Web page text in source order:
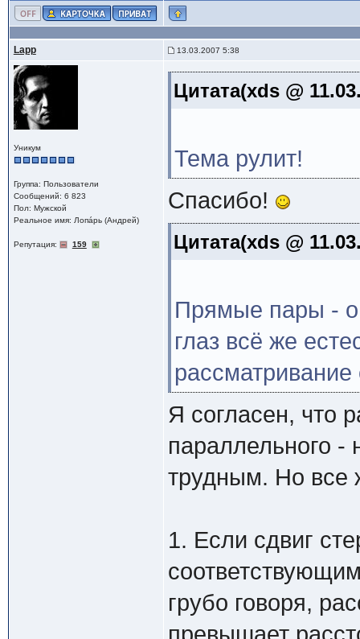
Lapp 13.03.2007 5:38
Уникум
Группа: Пользователи
Сообщений: 6 823
Пол: Мужской
Реальное имя: Лопáрь (Андрей)
Репутация: 159
Цитата(xds @
Тема рулит!
Спасибо!
Цитата(xds @
Прямые пары -
глаз всё же
Я согласен, что
параллельного
трудным. Но все
1. Если сдвиг
грубо говоря,